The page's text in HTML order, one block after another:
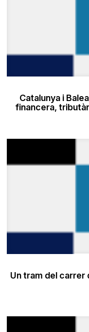
Catalunya i
financera,
Un tram del carrer